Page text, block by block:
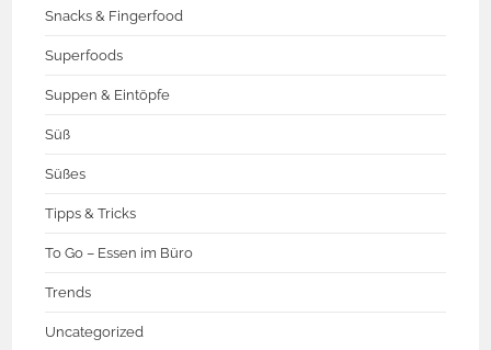
Snacks & Fingerfood
Superfoods
Suppen & Eintöpfe
Süß
Süßes
Tipps & Tricks
To Go – Essen im Büro
Trends
Uncategorized